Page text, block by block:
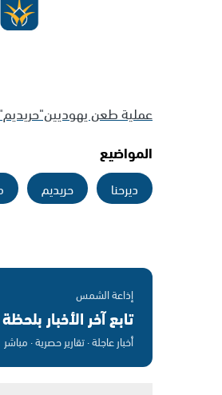
عملية طعن
المواضيع
ديرحنا حريديم
إذاعة الشمس
تابع آخر الأخبار
أخبار عاجلة · تقارير حصرية · مباشر